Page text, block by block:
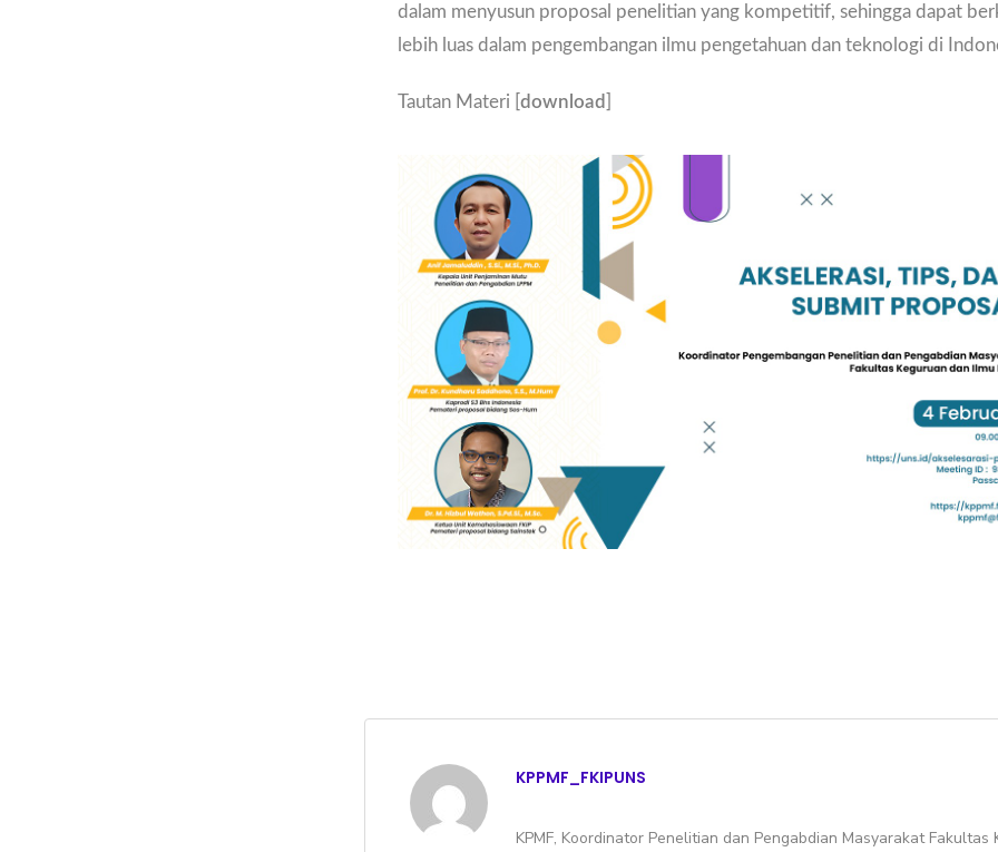
dalam menyusun proposal penelitian yang kompetitif, sehingga dapat
lebih luas dalam pengembangan ilmu pengetahuan dan teknologi di
Tautan Materi [ download
KPPMF_FKIPUNS
KPMF, Koordinator Penelitian dan Pengabdian Masyarakat Fakultas